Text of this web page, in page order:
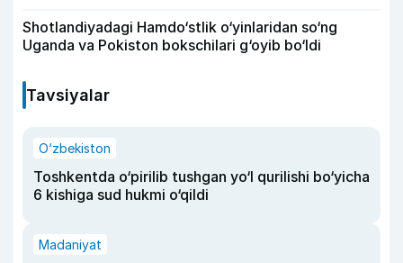
Shotlandiyadagi Hamdo‘stlik o‘yinlaridan so‘ng
Uganda va Pokiston bokschilari g‘oyib bo‘ldi
Tavsiyalar
O‘zbekiston
Toshkentda o‘pirilib tushgan yo‘l qurilishi bo‘yicha
6 kishiga sud hukmi o‘qildi
Madaniyat